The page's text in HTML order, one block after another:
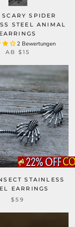
SPIDER
STEEL ANIMAL
EARRINGS
2 Bewertungen
AB $15
STAINLESS
EARRINGS
$59